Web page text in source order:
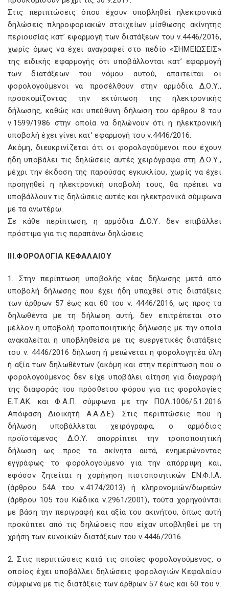
Στις περιπτώσεις όπου έχουν υποβληθεί ηλεκτρονικά
δηλώσεις πληροφοριακών στοιχείων μίσθωσης ακίνητης
περιουσίας κατ’ εφαρμογή των διατάξεων του ν.4446/2016,
χωρίς όμως να έχει αναγραφεί στο πεδίο «ΣΗΜΕΙΩΣΕΙΣ»
της ειδικής εφαρμογής ότι υποβάλλονται κατ’ εφαρμογή
των διατάξεων του νόμου αυτού, απαιτείται οι
φορολογούμενοι να προσέλθουν στην αρμόδια Δ.Ο.Υ.,
προσκομίζοντας την εκτύπωση της ηλεκτρονικής
δήλωσης, καθώς και υπεύθυνη δήλωση του άρθρου 8 του
ν.1599/1986 στην οποία να δηλώνουν ότι η ηλεκτρονική
υποβολή έχει γίνει κατ’ εφαρμογή του ν.4446/2016.
Ακόμη, διευκρινίζεται ότι οι φορολογούμενοι που έχουν
ήδη υποβάλει τις δηλώσεις αυτές χειρόγραφα στη Δ.Ο.Υ.,
μέχρι την έκδοση της παρούσας εγκυκλίου, χωρίς να έχει
προηγηθεί η ηλεκτρονική υποβολή τους, θα πρέπει να
υποβάλλουν τις δηλώσεις αυτές και ηλεκτρονικά σύμφωνα
με τα ανωτέρω.
Σε κάθε περίπτωση, η αρμόδια Δ.Ο.Υ. δεν επιβάλλει
πρόστιμα για τις παραπάνω δηλώσεις.
ΙΙΙ.ΦΟΡΟΛΟΓΙΑ ΚΕΦΑΛΑΙΟΥ
1. Στην περίπτωση υποβολής νέας δήλωσης μετά από
υποβολή δήλωσης που έχει ήδη υπαχθεί στις διατάξεις
των άρθρων 57 έως και 60 του ν. 4446/2016, ως προς τα
δηλωθέντα με τη δήλωση αυτή, δεν επιτρέπεται στο
μέλλον η υποβολή τροποποιητικής δήλωσης με την οποία
ανακαλείται η υποβληθείσα με τις ευεργετικές διατάξεις
του ν. 4446/2016 δήλωση ή μειώνεται η φορολογητέα ύλη
ή αξία των δηλωθέντων (ακόμη και στην περίπτωση που ο
φορολογούμενος δεν είχε υποβάλει αίτηση για διαγραφή
της διαφοράς του πρόσθετου φόρου για τις φορολογίες
Ε.Τ.ΑΚ. και Φ.Α.Π. σύμφωνα με την ΠΟΛ.1006/5.1.2016
Απόφαση Διοικητή Α.Α.Δ.Ε). Στις περιπτώσεις που η
δήλωση υποβάλλεται χειρόγραφα, ο αρμόδιος
προϊστάμενος Δ.Ο.Υ. απορρίπτει την τροποποιητική
δήλωση ως προς τα ακίνητα αυτά, ενημερώνοντας
εγγράφως το φορολογούμενο για την απόρριψη και,
εφόσον ζητείται η χορήγηση πιστοποιητικών ΕΝ.Φ.Ι.Α.
(άρθρου 54Α του ν.4174/2013) ή κληρονομιών/δωρεών
(άρθρου 105 του Κώδικα ν.2961/2001), τούτα χορηγούνται
με βάση την περιγραφή και αξία του ακινήτου, όπως αυτή
προκύπτει από τις δηλώσεις που είχαν υποβληθεί με τη
χρήση των ευνοϊκών διατάξεων του ν.4446/2016.
2. Στις περιπτώσεις κατά τις οποίες φορολογούμενος, ο
οποίος έχει υποβάλλει δηλώσεις φορολογιών Κεφαλαίου
σύμφωνα με τις διατάξεις των άρθρων 57 έως και 60 του ν.